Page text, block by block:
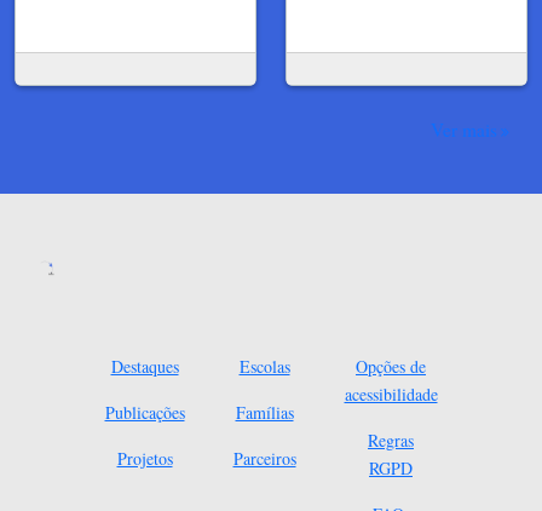
Ver mais
Destaques
Publicações
Projetos
Escolas
Famílias
Parceiros
Opções de
acessibilidade
Regras
RGPD